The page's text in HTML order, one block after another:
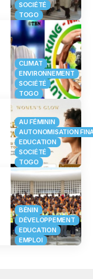
SOCIÉTÉ
TOGO
CLIMAT
ENVIRONNEMENT
SOCIÉTÉ
TOGO
AU FÉMININ
AUTONOMISATION
EDUCATION
SOCIÉTÉ
TOGO
BÉNIN
DÉVELOPPEMENT
EDUCATION
EMPLOI